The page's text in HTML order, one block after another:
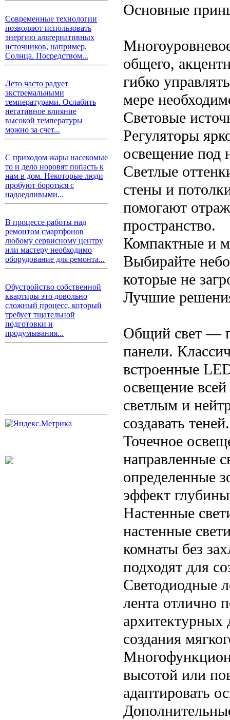
Современные технологии
позволяют использовать
энергию альтернативных
источников, например,
Солнца. Посредством...
Лето часто радует
экстремальными
температурами. Ослабить
негативное влияние
высокой температуры
можно за счет...
С приходом жары насекомые
то и дело норовят попасть к
нам в дом. Некоторые люди
пробуют бороться с
надоедливыми...
В процессе работы над
ремонтом смартфонов
любому сервисному центру
или мастеру необходимо
оборудование для ремонта...
Обустройство собственной
квартиры это довольно
сложный процесс, который
требует тщательной
подготовки и
продумывания...
Основные
общего,
гибко
мере
Световые
Регуляторы
освещение под
Светлые
стены и
помогают
пространство.
Компактные и
Выбирайте
которые не
Лучшие
Общий свет —
панели.
встроенные
освещение
светлым и
создавать теней.
Точечное
направленные
определенные
эффект
Настенные
настенные
комнаты без
подходят для
Светодиодные
лента отлично
архитектурных
создания
высотой или
адаптировать